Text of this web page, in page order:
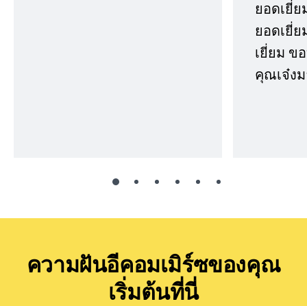
ยอดเยี่ย
ยอดเยี่
เยี่ยม ข
คุณเจ๋ง
ความฝันอีคอมเมิร์ซของคุณ
เริ่มต้นที่นี่